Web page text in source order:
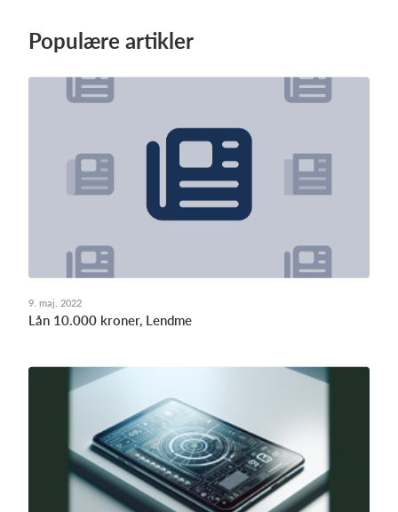
Populære artikler
9. maj. 2022
Lån 10.000 kroner, Lendme